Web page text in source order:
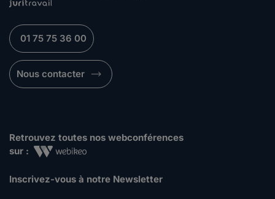
01 75 75 36 00
Nous contacter
Retrouvez toutes nos webconférences
sur :
Inscrivez-vous à notre Newsletter